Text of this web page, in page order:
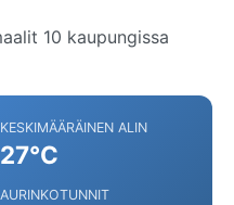
10 kaupungissa
KESKIMÄÄRÄINEN ALIN
27°C
AURINKOTUNNIT